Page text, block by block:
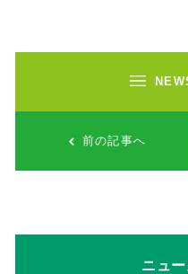
前の記事へ
ニュ